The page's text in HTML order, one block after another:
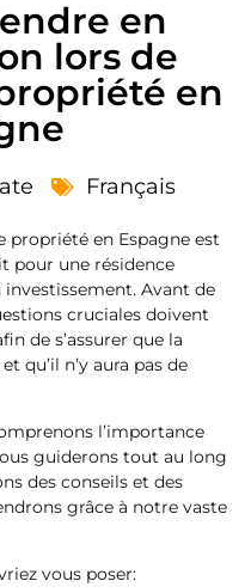
en
lors de
en
Français
propriété en Espagne est
pour une résidence
investissement. Avant de
cruciales doivent
de s’assurer que la
qu’il n’y aura pas de
l’importance
guiderons tout au long
des conseils et des
grâce à notre vaste
vous poser: